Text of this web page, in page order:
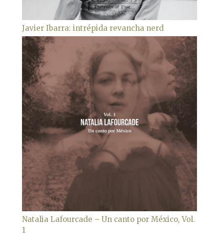
Javier Ibarra: intrépida revancha nerd
Natalia Lafourcade – Un canto por México, Vol.
1